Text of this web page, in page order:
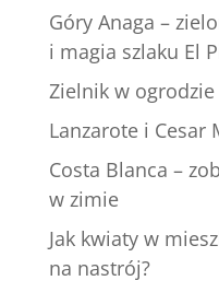
Góry Anaga –
i magia szlaku El
Zielnik w ogrodzie
Lanzarote i Cesar
Costa Blanca –
w zimie
Jak kwiaty w
na nastrój?